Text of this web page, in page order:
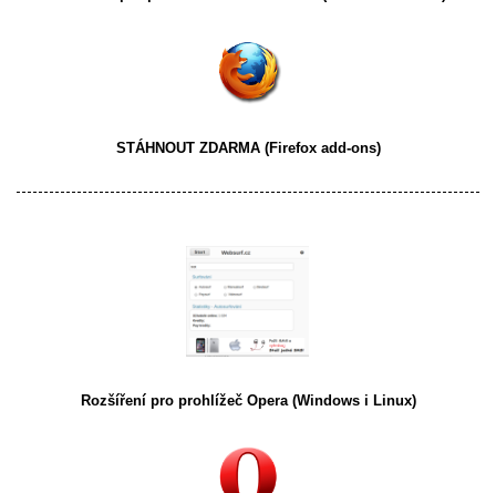
STÁHNOUT ZDARMA(Firefox add-ons)
Rozšíření pro prohlížeč Opera(Windows i Linux)